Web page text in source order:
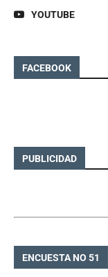
YOUTUBE
FACEBOOK
PUBLICIDAD
ENCUESTA NO 51